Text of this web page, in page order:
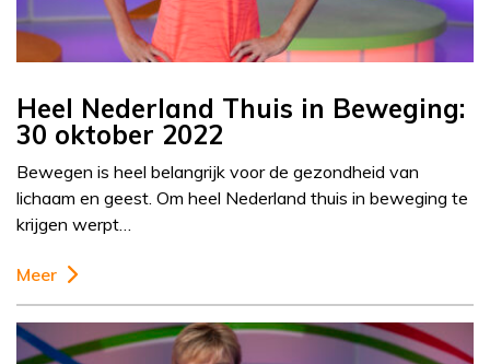
Heel Nederland Thuis in Beweging:
30 oktober 2022
Bewegen is heel belangrijk voor de gezondheid van
lichaam en geest. Om heel Nederland thuis in beweging te
krijgen werpt…
Meer